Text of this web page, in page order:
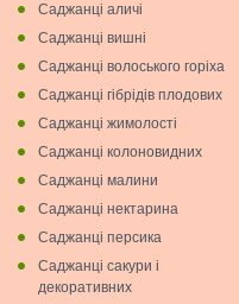
Саджанці аличі
Саджанці вишнi
Саджанці волоського горіха
Саджанці гiбрiдiв плодових
Саджанці жимолості
Саджанці колоновидних
Саджанці малини
Саджанці нектарина
Саджанці персика
Саджанці сакури і
декоративних